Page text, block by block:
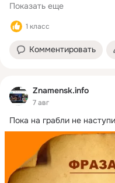
Показать еще
1 класс
Комментировать
Znamensk.info
7 авг
Пока на грабли не